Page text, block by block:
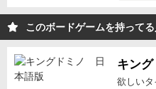
う⑦ 盛り上がり（
がりや達成感は異
文句なし。チョコ
このボードゲームを持って
キング
欲しい